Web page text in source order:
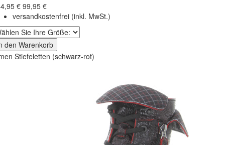
€ 99,95 €
versandkostenfrei (inkl. MwSt.)
den Warenkorb
Stiefeletten (schwarz-rot)